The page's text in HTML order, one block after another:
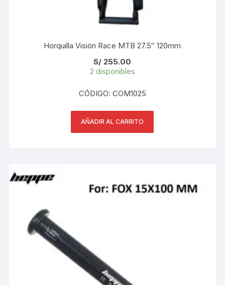
Horquilla Visión Race MTB 27.5″ 120mm
S/ 255.00
2 disponibles
CÓDIGO: COM1025
AÑADIR AL CARRITO